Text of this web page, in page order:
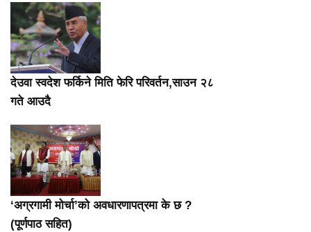
देउवा स्वदेश फर्किने मिति फेरि परिवर्तन,साउन २८
गते आउदै
‘अग्रगामी मोर्चा’को अवधारणापत्रमा के छ ?
(पूर्णपाठ सहित)